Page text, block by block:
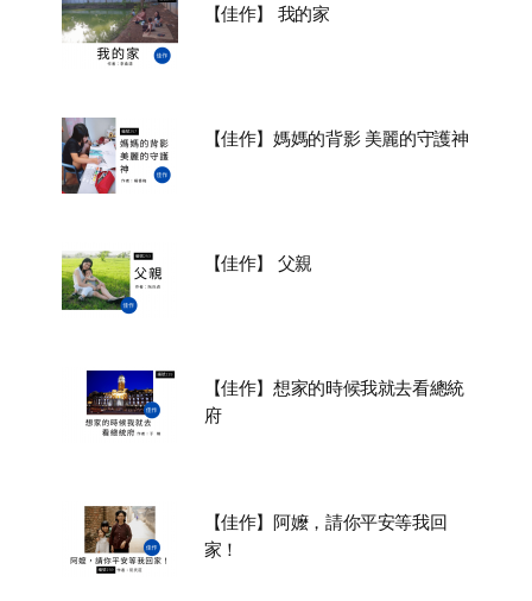
【佳作】 我的家
【佳作】媽媽的背影 美麗的守護神
【佳作】 父親
【佳作】想家的時候我就去看總統
府
【佳作】阿嬤，請你平安等我回
家！